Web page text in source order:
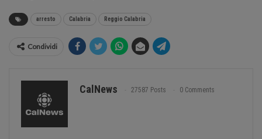
arresto Calabria Reggio Calabria
Condividi
CalNews 27587 Posts 0 Comments